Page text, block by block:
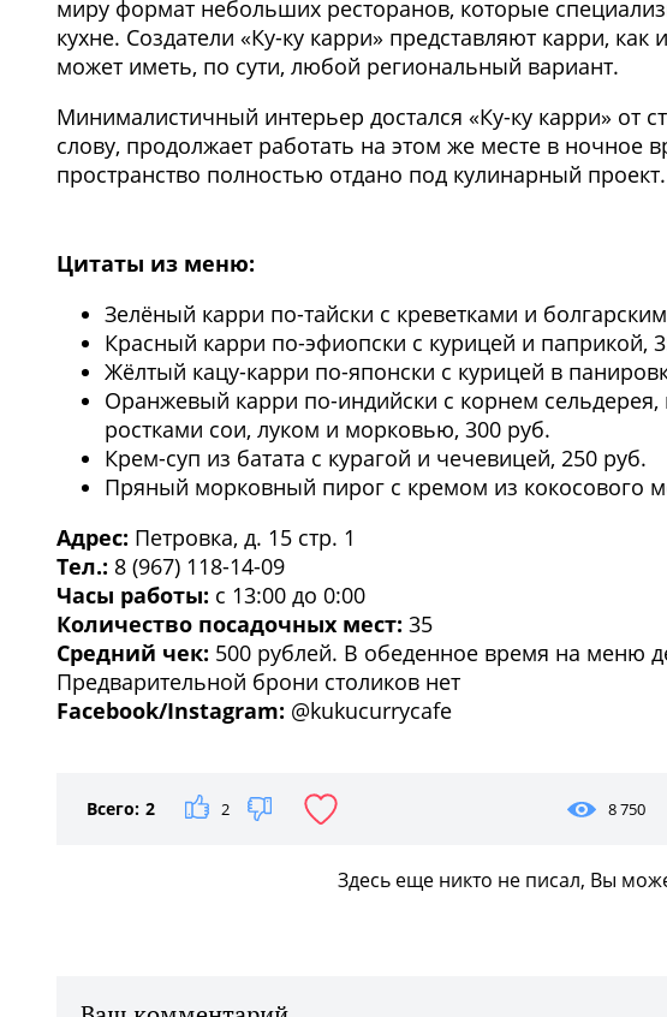
миру формат небольших ресторанов, которые
кухне. Создатели «Ку-ку карри» представляют карри,
может иметь, по сути, любой региональный вариант.
Минималистичный интерьер достался «Ку-ку карри» от
слову, продолжает работать на этом же месте в ночное
пространство полностью отдано под кулинарный проект.
1/3
Цитаты из меню:
Зелёный карри по-тайски с креветками и
Красный карри по-эфиопски с курицей и паприкой,
Жёлтый кацу-карри по-японски с курицей в
Оранжевый карри по-индийски с корнем сельдерея,
ростками сои, луком и морковью, 300 руб.
Крем-суп из батата с курагой и чечевицей, 250 руб.
Пряный морковный пирог с кремом из кокосового
Адрес: Петровка, д. 15 стр. 1
Тел.: 8 (967) 118-14-09
Часы работы: с 13:00 до 0:00
Количество посадочных мест: 35
Средний чек: 500 рублей. В обеденное время на меню
Предварительной брони столиков нет
Facebook/Instagram: @kukucurrycafe
Всего: 2 2 8 750
Здесь еще никто не писал, Вы